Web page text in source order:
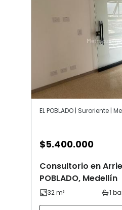
EL POBLADO | Suroriente |
$5.400.000
Consultorio en
POBLADO, Medellín